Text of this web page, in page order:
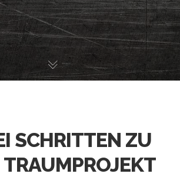
SCHRITTEN ZU
TRAUMPROJEKT